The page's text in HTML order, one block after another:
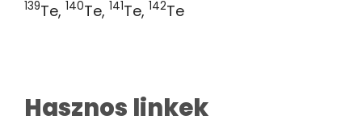
139Te, 140Te, 141Te, 142Te
Hasznos linkek